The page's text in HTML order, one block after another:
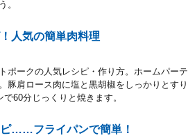
。
人気の簡単肉料理
ポークの人気レシピ・作り方。ホームパーテ
豚肩ロース肉に塩と黒胡椒をしっかりとすり
60分じっくりと焼きます。
……フライパンで簡単！